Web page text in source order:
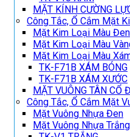
MẶT KÍNH CƯỜNG
Công Tắc, Ổ Cắm Mặt
Mặt Kim Loại Màu Đen
Mặt Kim Loại Màu
Mặt Kim Loại Màu
TK-F71B XÁM BÓNG
TK-F71B XÁM XƯỚC
MẶT VUÔNG TÂN CỔ
Công Tắc, Ổ Cắm Mặt
Mặt Vuông Nhựa Đen
Mặt Vuông Nhựa Trắng